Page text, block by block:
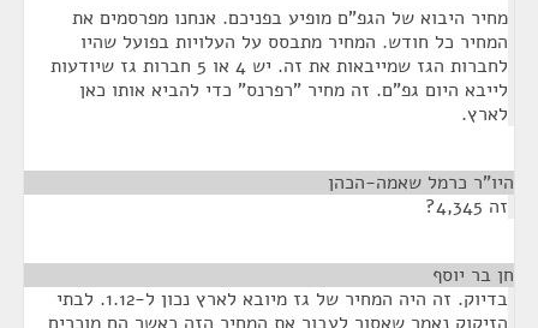
מחיר היבוא של הגפ"ם מופיע בפניכם. אנחנו מפרסמים את
המחיר כל חודש. המחיר מתבסס על העלויות בפועל שהיו
לחברות הגז שמייבאות את זה. יש 4 או 5 חברות גז שיודעות
לייבא היום גפ"ם. זה מחיר "רפרנס" כדי להביא אותו כאן
לארץ.
היו"ר כרמל שאמה-הכהן
זה 4,345?
חן בר יוסף
בדיוק. זה היה המחיר של גז מיובא לארץ נכון ל-1.12. לבתי